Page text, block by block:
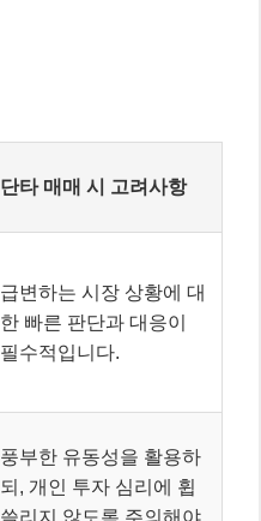
단타 매매 시 고려사항
급변하는 시장 상황에 대
한 빠른 판단과 대응이
필수적입니다.
풍부한 유동성을 활용하
되, 개인 투자 심리에 휩
쓸리지 않도록 주의해야